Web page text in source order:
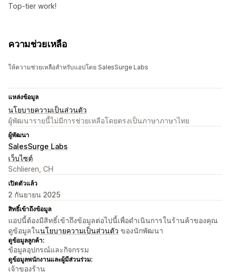
Top-tier work!
ความช่วยเหลือ
ให้ความช่วยเหลือสำหรับแอปโดย SalesSurge Labs
แหล่งข้อมูล
นโยบายความเป็นส่วนตัว
ผู้พัฒนารายนี้ไม่มีการช่วยเหลือโดยตรงเป็นภาษาภาษาไทย
ผู้พัฒนา
SalesSurge Labs
เว็บไซต์
Schlieren, CH
เปิดตัวแล้ว
2 กันยายน 2025
สิทธิ์เข้าถึงข้อมูล
แอปนี้ต้องมีสิทธิ์เข้าถึงข้อมูลต่อไปนี้เพื่อดำเนินการในร้านค้าของคุณ
ดูข้อมูลในนโยบายความเป็นส่วนตัว ของนักพัฒนา
ดูข้อมูลลูกค้า:
ข้อมูลอุปกรณ์และกิจกรรม
ดูข้อมูลพนักงานและผู้มีส่วนร่วม:
เจ้าของร้าน